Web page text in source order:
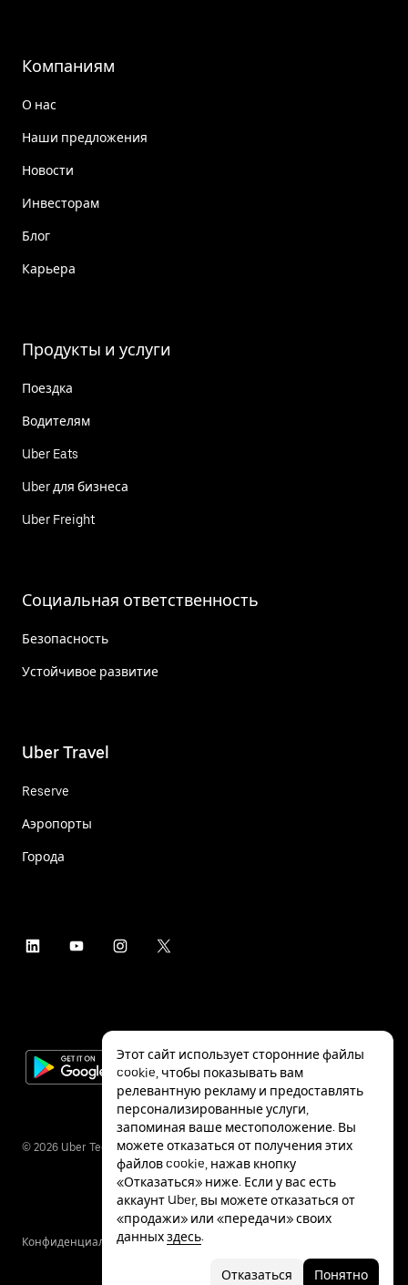
Компаниям
О нас
Наши предложения
Новости
Инвесторам
Блог
Карьера
Продукты и услуги
Поездка
Водителям
Uber Eats
Uber для бизнеса
Uber Freight
Социальная ответственность
Безопасность
Устойчивое развитие
Uber Travel
Reserve
Аэропорты
Города
© 2026 Uber Technologies Inc.
КонфиденциальностьСпециальные
Этот сайт использует сторонние файлы
cookie, чтобы показывать вам
релевантную рекламу и предоставлять
персонализированные услуги,
запоминая ваше местоположение. Вы
можете отказаться от получения этих
файлов cookie, нажав кнопку
«Отказаться» ниже. Если у вас есть
аккаунт Uber, вы можете отказаться от
«продажи» или «передачи» своих
данныхздесь.
Отказаться Понятно